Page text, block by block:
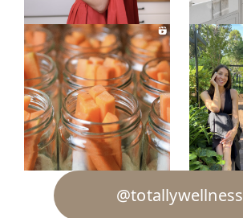
@totallywellness